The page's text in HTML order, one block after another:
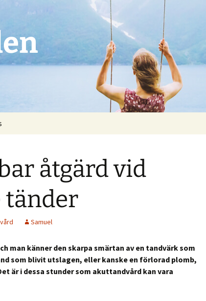
åtgärd vid
tänder
Samuel
man känner den skarpa smärtan av en tandvärk som
som blivit utslagen, eller kanske en förlorad plomb,
är i dessa stunder som akuttandvård kan vara